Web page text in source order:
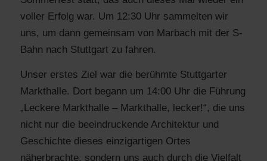
voller Erfolg war. Um 12:30 Uhr sammelten wir
uns, um dann gemeinsam von Marbach mit der S-
Bahn nach Stuttgart zu fahren.
Unser erstes Ziel war die berühmte Stuttgarter
Markthalle. Dort begann um 14:00 Uhr die Führung
„Leckere Markthalle – Markthalle, lecker!“, die uns
nicht nur die beeindruckende Architektur und
Geschichte dieses einzigartigen Ortes
näherbrachte, sondern uns auch durch die Vielfalt